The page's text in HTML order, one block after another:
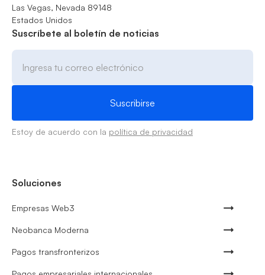
Las Vegas, Nevada 89148
Estados Unidos
Suscríbete al boletín de noticias
Estoy de acuerdo con la política de privacidad
Soluciones
Empresas Web3
Neobanca Moderna
Pagos transfronterizos